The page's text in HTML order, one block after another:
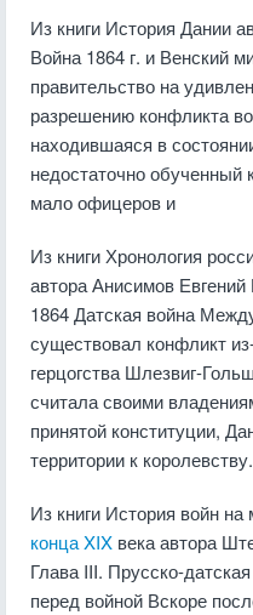
Из книги История Дании
Война 1864 г. и Венский
правительство на
разрешению конфликта
находившаяся в
недостаточно
мало офицеров и
Из книги Хронология
автораАнисимов Евгений
1864 Датская война
существовал конфликт
герцогства Шлезвиг-
считала своими
принятой конституции,
территории к
Из книги История войн
конца XIX векаавтора
Глава III. Прусско-
перед войной Вскоре